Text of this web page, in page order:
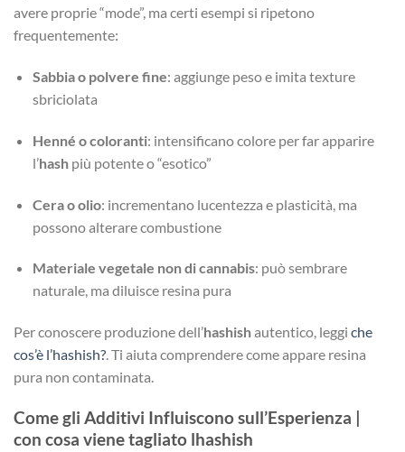
avere proprie “mode”, ma certi esempi si ripetono
frequentemente:
Sabbia o polvere fine: aggiunge peso e imita texture
sbriciolata
Henné o coloranti: intensificano colore per far apparire
l’hashpiù potente o “esotico”
Cera o olio: incrementano lucentezza e plasticità, ma
possono alterare combustione
Materiale vegetale non di cannabis: può sembrare
naturale, ma diluisce resina pura
Per conoscere produzione dell’hashishautentico, leggi che
cos’è l’hashish?. Ti aiuta comprendere come appare resina
pura non contaminata.
Come gli Additivi Influiscono sull’Esperienza |
con cosa viene tagliato lhashish